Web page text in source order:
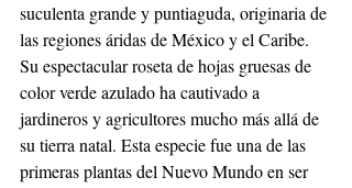
suculenta grande y puntiaguda, originaria de
las regiones áridas de México y el Caribe.
Su espectacular roseta de hojas gruesas de
color verde azulado ha cautivado a
jardineros y agricultores mucho más allá de
su tierra natal. Esta especie fue una de las
primeras plantas del Nuevo Mundo en ser